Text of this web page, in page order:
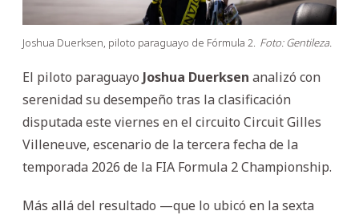
Joshua Duerksen, piloto paraguayo de Fórmula 2. Foto: Gentileza.
El piloto paraguayo Joshua Duerksen analizó con
serenidad su desempeño tras la clasificación
disputada este viernes en el circuito Circuit Gilles
Villeneuve, escenario de la tercera fecha de la
temporada 2026 de la FIA Formula 2 Championship.
Más allá del resultado —que lo ubicó en la sexta